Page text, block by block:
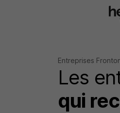
Entreprises
Les
qui